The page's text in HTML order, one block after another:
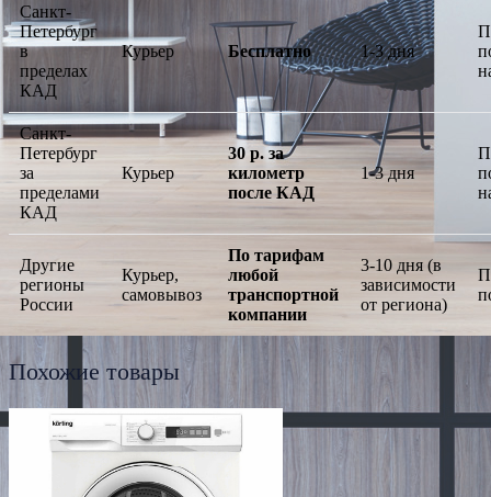
Санкт-
Петербург
в
пределах
КАД
Курьер Бесплатно 1-3 дня
Санкт-
Петербург
за
пределами
КАД
Курьер
30 р. за
километр
после КАД
1-3 дня
Другие
регионы
России
Курьер,
самовывоз
По тарифам
любой
транспортной
компании
3-10 дня (в
зависимости
от региона)
Похожие товары